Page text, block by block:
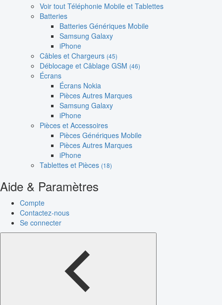
Voir tout Téléphonie Mobile et Tablettes
Batteries
Batteries Génériques Mobile
Samsung Galaxy
iPhone
Câbles et Chargeurs (45)
Déblocage et Câblage GSM (46)
Écrans
Écrans Nokia
Pièces Autres Marques
Samsung Galaxy
iPhone
Pièces et Accessoires
Pièces Génériques Mobile
Pièces Autres Marques
iPhone
Tablettes et Pièces (18)
Aide & Paramètres
Compte
Contactez-nous
Se connecter